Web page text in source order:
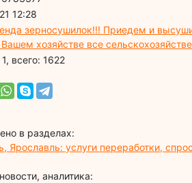
12:28
зерносушилок!!! Приедем и
хозяйстве все
всего: 1622
в разделах:
Ярославль: услуги переработки,
аналитика: